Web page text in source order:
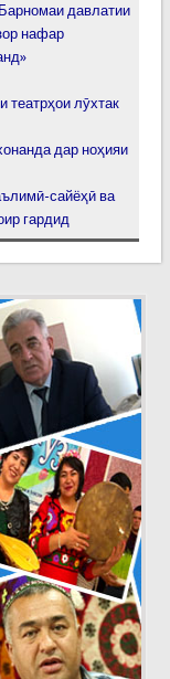
давлатии
нафар
лӯхтак
дар ноҳияи
сайёҳӣ ва
гардид